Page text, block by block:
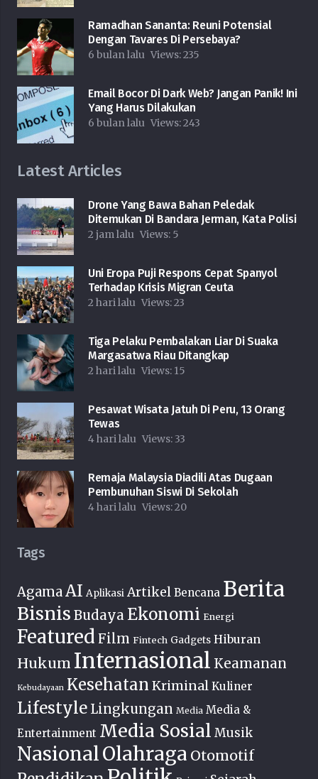
Ramadhan Sananta: Reuni Potensial
Dengan Tavares Di Persebaya?
6 bulan lalu Views:235
Email Bocor Di Dark Web? Jangan Panik! Ini
Yang Harus Dilakukan
6 bulan lalu Views:243
Latest Articles
Drone Yang Bawa Bahan Peledak
Ditemukan Di Bandara Jerman, Kata Polisi
2 jam lalu Views: 5
Uni Eropa Puji Respons Cepat Spanyol
Terhadap Krisis Migran Ceuta
2 hari lalu Views:23
Tiga Pelaku Pembalakan Liar Di Suaka
Margasatwa Riau Ditangkap
2 hari lalu Views: 15
Pesawat Wisata Jatuh Di Peru, 13 Orang
Tewas
4 hari lalu Views: 33
Remaja Malaysia Diadili Atas Dugaan
Pembunuhan Siswi Di Sekolah
4 hari lalu Views:20
Tags
AgamaAI Aplikasi Artikel Bencana Berita
Bisnis Budaya Ekonomi Energi
Featured Film Fintech Gadgets Hiburan
Hukum Internasional Keamanan
Kebudayaan Kesehatan Kriminal Kuliner
Lifestyle Lingkungan Media Media &
Entertainment Media Sosial Musik
NasionalOlahraga Otomotif